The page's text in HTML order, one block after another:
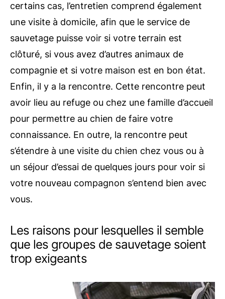
certains cas, l’entretien comprend également
une visite à domicile, afin que le service de
sauvetage puisse voir si votre terrain est
clôturé, si vous avez d’autres animaux de
compagnie et si votre maison est en bon état.
Enfin, il y a la rencontre. Cette rencontre peut
avoir lieu au refuge ou chez une famille d’accueil
pour permettre au chien de faire votre
connaissance. En outre, la rencontre peut
s’étendre à une visite du chien chez vous ou à
un séjour d’essai de quelques jours pour voir si
votre nouveau compagnon s’entend bien avec
vous.
Les raisons pour lesquelles il semble
que les groupes de sauvetage soient
trop exigeants